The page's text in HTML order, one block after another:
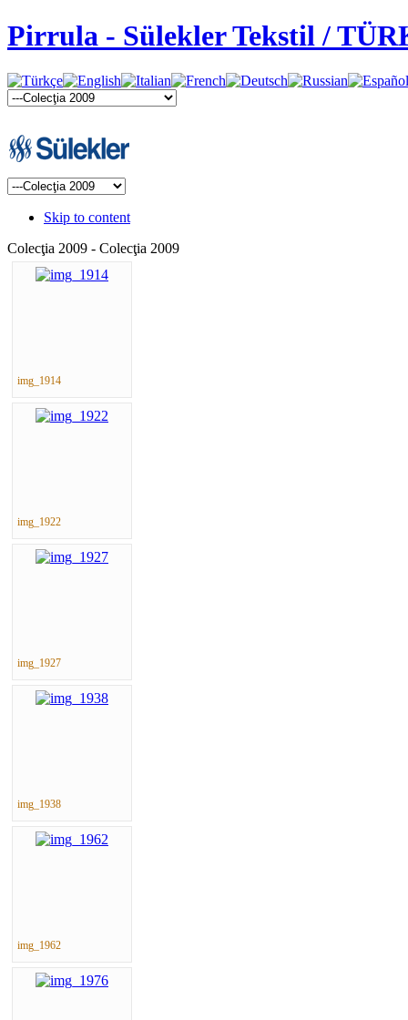
Pirrula - Sülekler Tekstil /
Skip to content
Colecţia 2009 - Colecţia 2009
img_1914
img_1922
img_1927
img_1938
img_1962